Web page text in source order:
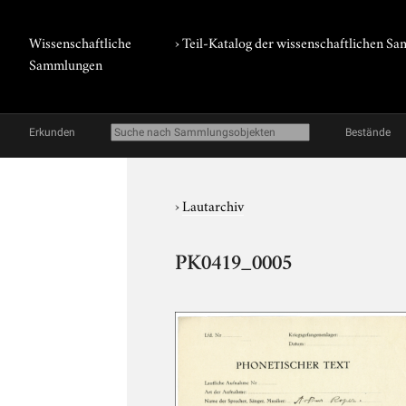
Wissenschaftliche
Sammlungen
› Teil-Katalog der wissenschaftlichen
Erkunden Bestände
›Lautarchiv
PK0419_0005